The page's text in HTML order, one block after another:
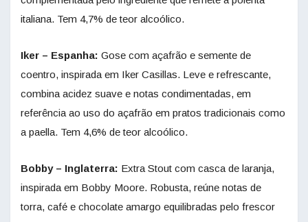
italiana. Tem 4,7% de teor alcoólico.
Iker – Espanha: Gose com açafrão e semente de
coentro, inspirada em Iker Casillas. Leve e refrescante,
combina acidez suave e notas condimentadas, em
referência ao uso do açafrão em pratos tradicionais como
a paella. Tem 4,6% de teor alcoólico.
Bobby – Inglaterra: Extra Stout com casca de laranja,
inspirada em Bobby Moore. Robusta, reúne notas de
torra, café e chocolate amargo equilibradas pelo frescor